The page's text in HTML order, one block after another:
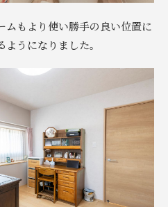
ムもより使い勝手の良い位置に
うになりました。